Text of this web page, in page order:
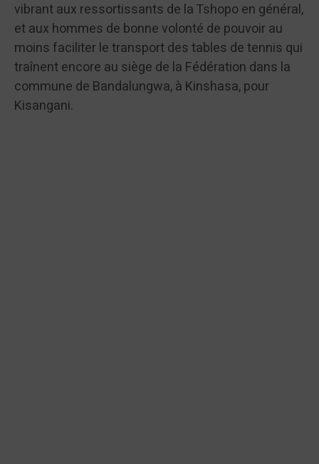
vibrant aux ressortissants de la Tshopo en général,
et aux hommes de bonne volonté de pouvoir au
moins faciliter le transport des tables de tennis qui
traînent encore au siège de la Fédération dans la
commune de Bandalungwa, à Kinshasa, pour
Kisangani.